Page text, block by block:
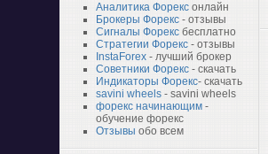
Аналитика Форекс онлайн
Брокеры Форекс - отзывы
Сигналы Форекс бесплатно
Стратегии Форекс - отзывы
InstaForex - лучший брокер
Советники Форекс - скачать
Индикаторы Форекс- скачать
savini wheels - savini wheels
форекс начинающим -
обучение форекс
Отзывы обо всем